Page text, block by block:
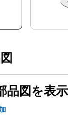
品図を表示